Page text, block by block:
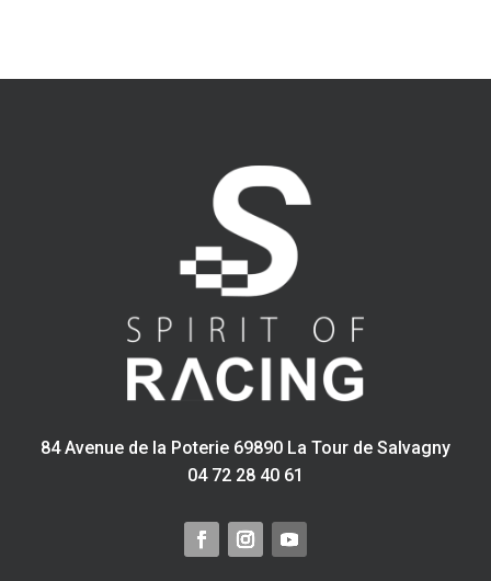
84 Avenue de la Poterie 69890 La Tour de Salvagny
04 72 28 40 61